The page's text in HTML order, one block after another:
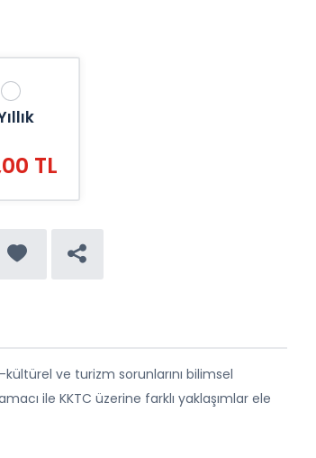
TL
ve turizm sorunlarını bilimsel
ile KKTC üzerine farklı yaklaşımlar ele